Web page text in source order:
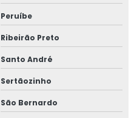
Peruíbe
Ribeirão Preto
Santo André
Sertãozinho
São Bernardo